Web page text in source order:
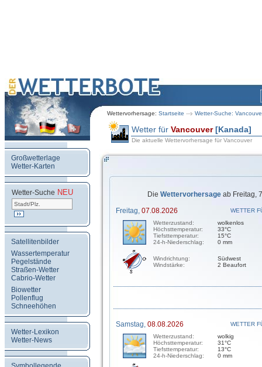
Wettervorhersage: Startseite Wetter-Suche:
Großwetterlage
Wetter-Karten
Wetter-Suche NEU
Satellitenbilder
Wassertemperatur
Pegelstände
Straßen-Wetter
Cabrio-Wetter
Biowetter
Pollenflug
Schneehöhen
Wetter-Lexikon
Wetter-News
Wetter für Vancouver [Kanada]
Die aktuelle Wettervorhersage für Vancouver
Die Wettervorhersage ab Freitag,
Freitag, 07.08.2026
WETTER
Wetterzustand:
Höchsttemperatur:
Tiefsttemperatur:
24-h-Niederschlag:
wolkenlos
33°C
15°C
0 mm
Windrichtung:
Windstärke:
Südwest
2 Beaufort
Samstag, 08.08.2026
WETTER
Wetterzustand:
Höchsttemperatur:
Tiefsttemperatur:
24-h-Niederschlag:
wolkig
31°C
13°C
0 mm